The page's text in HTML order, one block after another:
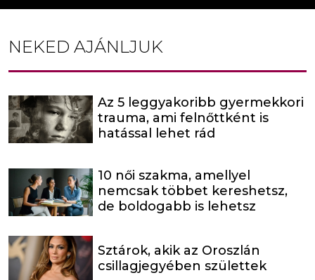
NEKED AJÁNLJUK
Az 5 leggyakoribb gyermekkori
trauma, ami felnőttként is
hatással lehet rád
10 női szakma, amellyel
nemcsak többet kereshetsz,
de boldogabb is lehetsz
Sztárok, akik az Oroszlán
csillagjegyében születtek